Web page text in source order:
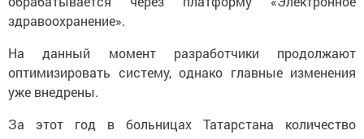
здравоохранение».
На данный момент разработчики продолжают
оптимизировать систему, однако главные изменения
уже внедрены.
За этот год в больницах Татарстана количество